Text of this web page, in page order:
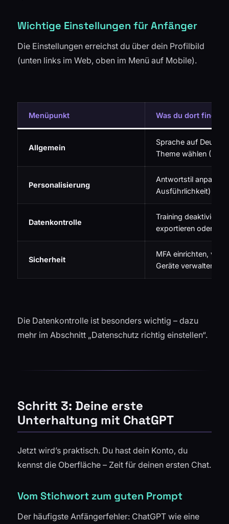
Wichtige Einstellungen für Anfänger
Die Einstellungen erreichst du über dein Profilbild
(unten links im Web, oben im Menü auf Mobile).
Menüpunkt Was du dort findest
Allgemein
Sprache auf
Theme wählen (Hell/
Personalisierung
Antwortstil
Ausführlichkeit)
Datenkontrolle
Training
exportieren oder
Sicherheit
MFA einrichten,
Geräte verwalten
Die Datenkontrolle ist besonders wichtig – dazu
mehr im Abschnitt „Datenschutz richtig einstellen“.
Schritt 3: Deine erste
Unterhaltung mit ChatGPT
Jetzt wird’s praktisch. Du hast dein Konto, du
kennst die Oberfläche – Zeit für deinen ersten Chat.
Vom Stichwort zum guten Prompt
Der häufigste Anfängerfehler: ChatGPT wie eine